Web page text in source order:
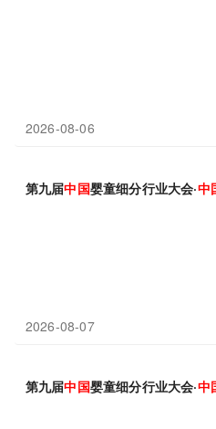
2026-08-06
第九届中国婴童细分行业大会·中
2026-08-07
第九届中国婴童细分行业大会·中